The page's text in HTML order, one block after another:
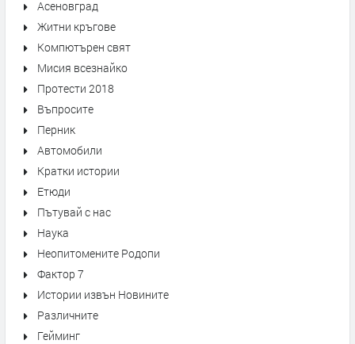
Асеновград
Житни кръгове
Компютърен свят
Мисия всезнайко
Протести 2018
Въпросите
Перник
Автомобили
Кратки истории
Етюди
Пътувай с нас
Наука
Неопитомените Родопи
Фактор 7
Истории извън Новините
Различните
Гейминг